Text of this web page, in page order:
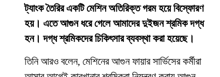
ট্যাংক তৈরির একটি মেশিন অতিরিক্ত গরম হয়ে বিস্ফোরণ
হয়। এতে আগুন ধরে গেলে আমাদের দুইজন শ্রমিক দগ্ধ
হন। দগ্ধ শ্রমিকদের চিকিৎসার ব্যবস্থা করা হয়েছে।
তিনি আরও বলেন, মেশিনের আগুন ফায়ার সার্ভিসের কর্মীরা